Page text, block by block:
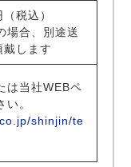
税込）
場合、別途送
します
は当社WEBペ
。
shinjin/te